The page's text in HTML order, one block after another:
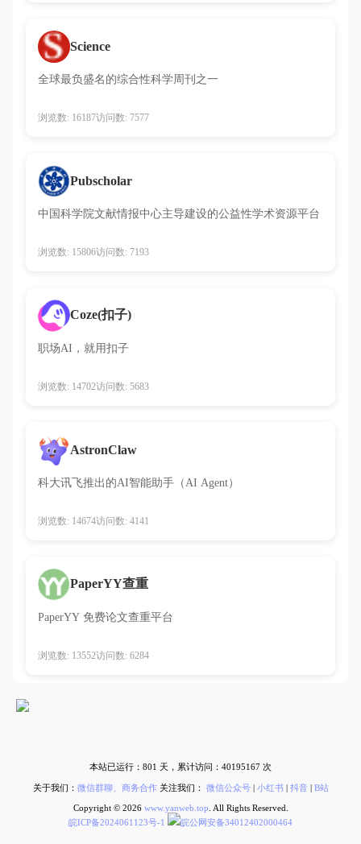
Science
全球最负盛名的综合性科学周刊之一
浏览数: 16187访问数: 7577
Pubscholar
中国科学院文献情报中心主导建设的公益性学术资源平台
浏览数: 15806访问数: 7193
Coze(扣子)
职场AI，就用扣子
浏览数: 14702访问数: 5683
AstronClaw
科大讯飞推出的AI智能助手（AI Agent）
浏览数: 14674访问数: 4141
PaperYY查重
PaperYY 免费论文查重平台
浏览数: 13552访问数: 6284
本站已运行： 801 天，累计访问： 40195167 次
关于我们： 微信群聊、商务合作关注我们： 微信公众号| 小红书| 抖音 | B站
Copyright © 2026 www.yanweb.top . All Rights Reserved.
皖ICP备2024061123号-1
皖公网安备34012402000464